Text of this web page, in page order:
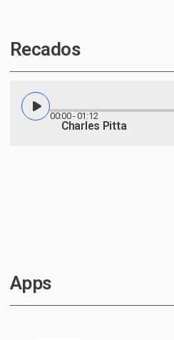
Recados
00:00- 01:12
Charles Pitta
Apps